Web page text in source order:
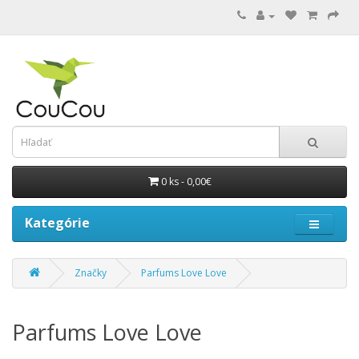
0 ks - 0,00€
Kategórie
Značky Parfums Love Love
Parfums Love Love